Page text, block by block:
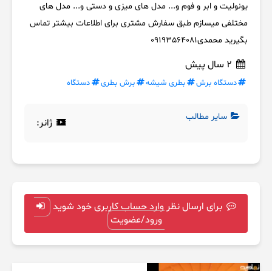
یونولیت و ابر و فوم و... مدل های میزی و دستی و... مدل های
مختلفی میسازم طبق سفارش مشتری برای اطلاعات بیشتر تماس
بگیرید محمدی09193564081
دستگاه برش بطری شیشه برش بطری دستگاه
سایر مطالب ژانر:
برای ارسال نظر وارد حساب کاربری خود شوید
ورود/عضویت